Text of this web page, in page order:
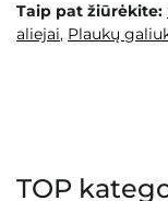
Taip pat žiūrėkite:
aliejai, Plaukų
TOP